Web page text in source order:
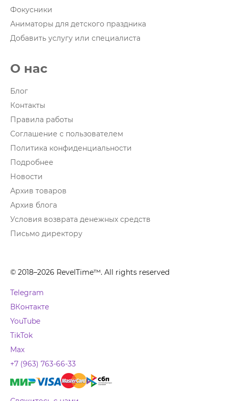
Фокусники
Аниматоры для детского праздника
Добавить услугу или специалиста
О нас
Блог
Контакты
Правила работы
Соглашение с пользователем
Политика конфиденциальности
Подробнее
Новости
Архив товаров
Архив блога
Условия возврата денежных средств
Письмо директору
© 2018–2026 RevelTime™. All rights reserved
Telegram
ВКонтакте
YouTube
TikTok
Max
+7 (963) 763-66-33